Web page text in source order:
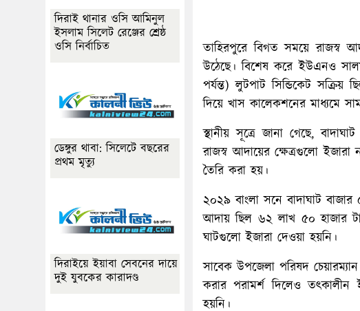
তাহিরপুরে বিগত সময়ে রাজস্ব
উঠেছে। বিশেষ করে ইউএনও
পর্যন্ত) লুটপাট সিন্ডিকেট
দিয়ে খাস কালেকশনের মাধ্যমে
স্থানীয় সূত্রে জানা গেছে,
রাজস্ব আদায়ের ক্ষেত্রগুলো
তৈরি করা হয়।
২০২৯ বাংলা সনে বাদাঘাট
আদায় ছিল ৬২ লাখ ৫০ হাজার
ঘাটগুলো ইজারা দেওয়া হয়নি।
সাবেক উপজেলা পরিষদ
করার পরামর্শ দিলেও তৎকালীন
হয়নি।
দিরাই থানার ওসি আমিনুল
ইসলাম সিলেট রেঞ্জের শ্রেষ্ঠ
ওসি নির্বাচিত
ডেঙ্গুর থাবা: সিলেটে বছরের
প্রথম মৃত্যু
দিরাইয়ে ইয়াবা সেবনের দায়ে
দুই যুবকের কারাদণ্ড